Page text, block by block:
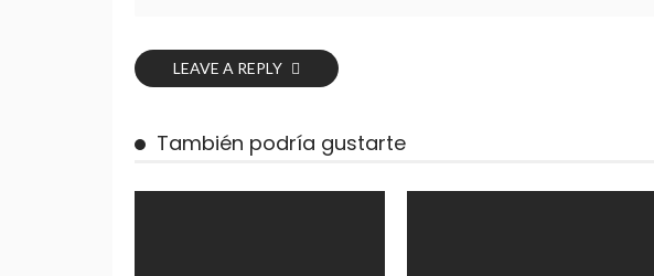
LEAVE A REPLY
También podría gustarte